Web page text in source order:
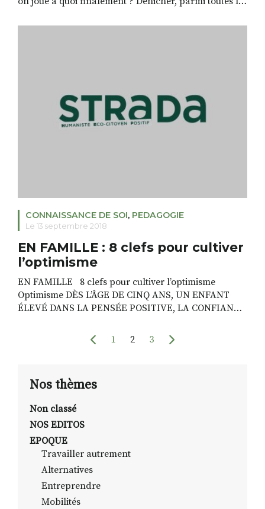
avec un truc en plus, des jeux qui ont du sens, que les
CONNAISSANCE DE SOI, PEDAGOGIE
Le 13 septembre 2018
EN FAMILLE : 8 clefs pour cultiver
l’optimisme
EN FAMILLE 8 clefs pour cultiver l’optimisme
Optimisme DÈS L’ÂGE DE CINQ ANS, UN ENFANT
ÉLEVÉ DANS LA PENSÉE POSITIVE, LA CONFIANCE
PREND CONSCIENCE DES BÉNÉFICES DE
L’OPTIMISME. Verre est à moitié plein L’attitude
1 2 3
Nos thèmes
Non classé
NOS EDITOS
EPOQUE
Travailler autrement
Alternatives
Entreprendre
Mobilités